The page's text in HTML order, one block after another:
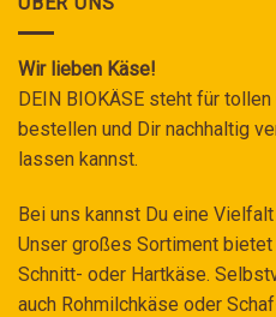
Wir lieben Käse!
DEIN BIOKÄSE steht für
bestellen und Dir nachhaltig
lassen kannst.
Bei uns kannst Du eine
Unser großes Sortiment
Schnitt- oder Hartkäse.
auch Rohmilchkäse oder